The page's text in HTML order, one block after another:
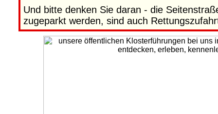
Und bitte denken Sie daran - die
zugeparkt werden, sind auch